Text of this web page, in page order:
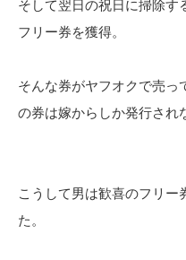
そして翌日の祝日に掃除す
フリー券を獲得。
そんな券がヤフオクで売っ
の券は嫁からしか発行され
こうして男は歓喜のフリー
た。